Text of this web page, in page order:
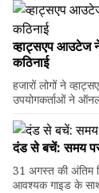
व्हाट्सएप आउटेज ने
कठिनाई
हजारों लोगों ने
उपयोगकर्ताओं ने
दंड से बचें: समय
31 अगस्त की अंतिम
आवश्यक गाइड के